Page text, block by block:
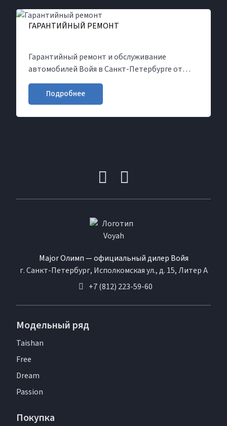
ГАРАНТИЙНЫЙ РЕМОНТ
Гарантийный ремонт и обслуживание
автомобилей Войя в Санкт-Петербурге от
официального дилера Major Олимп Voyah.
Запишитесь на ремонт на сайте или по
телефону. Гарантийный срок на новый Войя -
5 лет или 100 000 км пробега
Подробнее
Major Олимп — официальный дилер Войя
г. Санкт-Петербург, Исполкомская ул., д. 15, Литер А
+7 (812) 223-59-60
Модельный ряд
Taishan
Free
Dream
Passion
Покупка